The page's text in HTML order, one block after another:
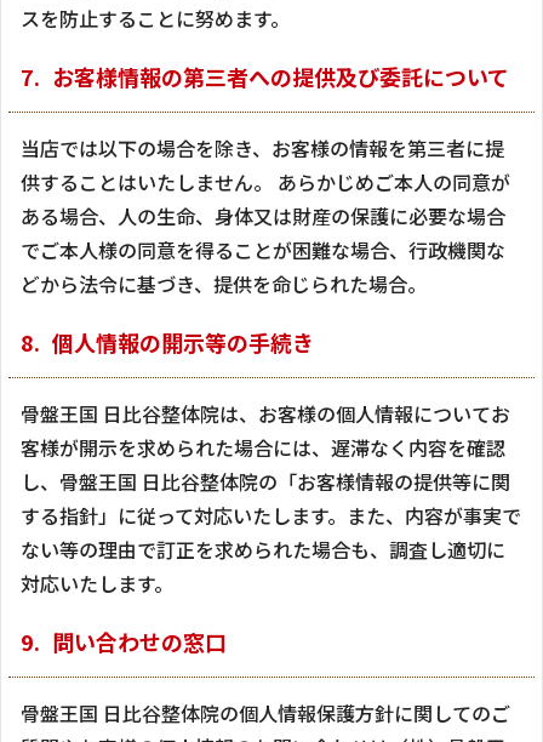
スを防止することに努めます。
お客様情報の第三者への提供及び委託について
当店では以下の場合を除き、お客様の情報を第三者に提
供することはいたしません。 あらかじめご本人の同意が
ある場合、人の生命、身体又は財産の保護に必要な場合
でご本人様の同意を得ることが困難な場合、行政機関な
どから法令に基づき、提供を命じられた場合。
個人情報の開示等の手続き
骨盤王国 日比谷整体院は、お客様の個人情報についてお
客様が開示を求められた場合には、遅滞なく内容を確認
し、骨盤王国 日比谷整体院の「お客様情報の提供等に関
する指針」に従って対応いたします。また、内容が事実で
ない等の理由で訂正を求められた場合も、調査し適切に
対応いたします。
問い合わせの窓口
骨盤王国 日比谷整体院の個人情報保護方針に関してのご